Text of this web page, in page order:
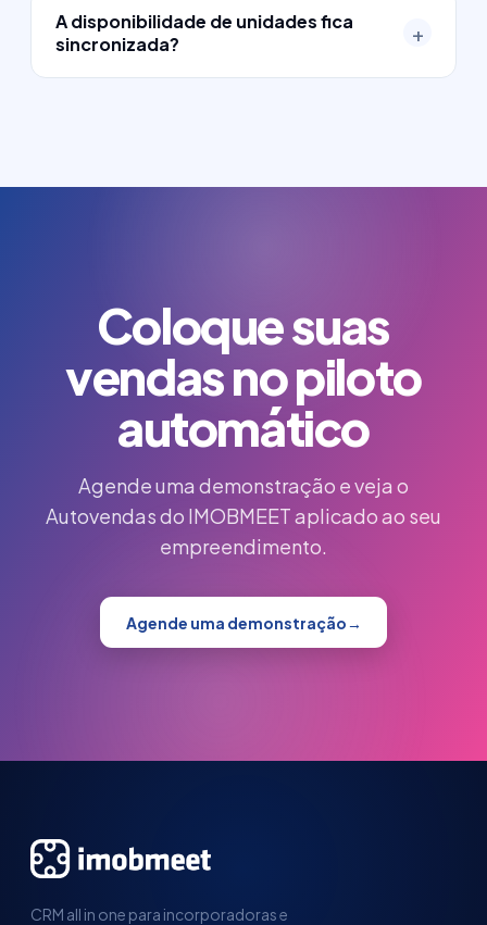
e o split da comissão.
(emitido automaticamente) e cartão de crédito,
com parcelamento. Tudo integrado à gestão de
recebíveis do IMOBMEET.
A disponibilidade de unidades fica
sincronizada?
+
em duplicidade.
Coloque suas
vendas no piloto
automático
Agende uma demonstração e veja o
Autovendas do IMOBMEET aplicado ao seu
empreendimento.
Agende uma demonstração→
CRM all in one para incorporadoras e